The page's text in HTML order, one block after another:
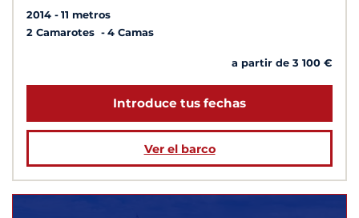
2014
11 metros
2 Camarotes
4 Camas
a partir de 3 100 €
Introduce tus fechas
Ver el barco